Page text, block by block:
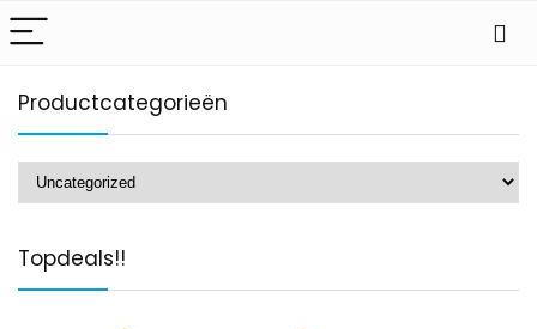
Productcategorieën
Topdeals!!